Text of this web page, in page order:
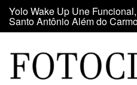
Skip
content
Maior clube de vinil da
do Vinil no Shopping Center